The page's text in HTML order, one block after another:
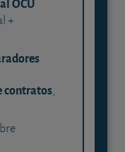
+
contratos,